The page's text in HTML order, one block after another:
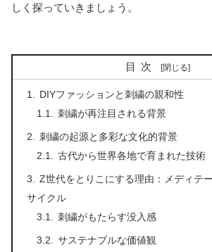
しく探っていきましょう。
目次
DIYファッションと刺繍の親和性
刺繍が再注目される背景
刺繍の起源と多彩な文化的背景
古代から世界各地で育まれた技術
Z世代をとりこにする理由：メディテ
サイクル
刺繍がもたらす没入感
サステナブルな価値観